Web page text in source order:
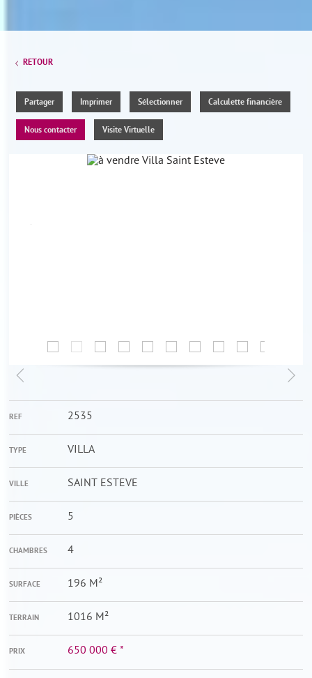
RETOUR
Partager Imprimer Sélectionner Calculette financière
Nous contacter Visite Virtuelle
REF 2535
TYPE VILLA
VILLE SAINT ESTEVE
PIÈCES 5
CHAMBRES 4
SURFACE 196 M²
TERRAIN 1016 M²
PRIX 650 000 €*